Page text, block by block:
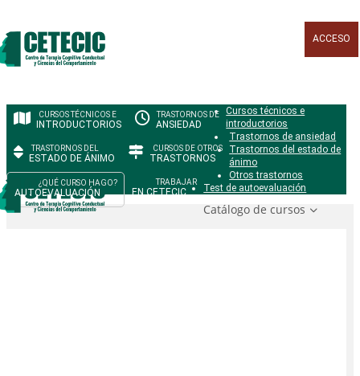
ACCESO
INTRODUCTORIOS ANSIEDAD
ESTADO DE ÁNIMO TRASTORNOS
AUTOEVALUACIÓN EN CETECIC
Cursos técnicos e
introductorios
Trastornos de ansiedad
Trastornos del estado de
ánimo
Otros trastornos
Test de autoevaluación